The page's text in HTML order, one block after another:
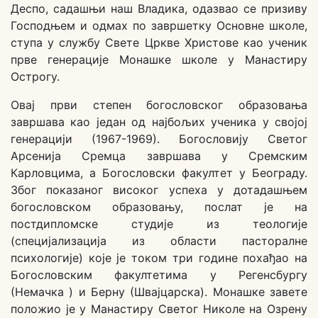
Деспо, садашњи наш Владика, одазвао се призиву
Господњем и одмах по завршетку Основне школе,
ступа у службу Свете Цркве Христове као ученик
прве генерације Монашке школе у Манастиру
Острогу.
Овај први степен богословског образовања
завршава као један од најбољих ученика у својој
генерацији (1967-1969). Богословију Светог
Арсенија Сремца завршава у Сремским
Карловцима, а Богословски факултет у Београду.
Због показаног високог успеха у дотадашњем
богословском образовању, послат је на
постдипломске студије из теологије
(специјализација из области пасторалне
психологије) које је током три године похађао на
Богословским факултетима у Регенсбургу
(Немачка ) и Берну (Швајцарска). Монашке завете
положио је у Манастиру Светог Николе на Озрену